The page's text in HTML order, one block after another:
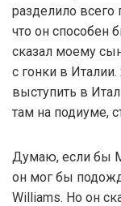
разделило всего
что он способен
сказал моему
с гонки в
выступить в
там на подиуме,
Думаю, если бы
он мог бы
Williams. Но он